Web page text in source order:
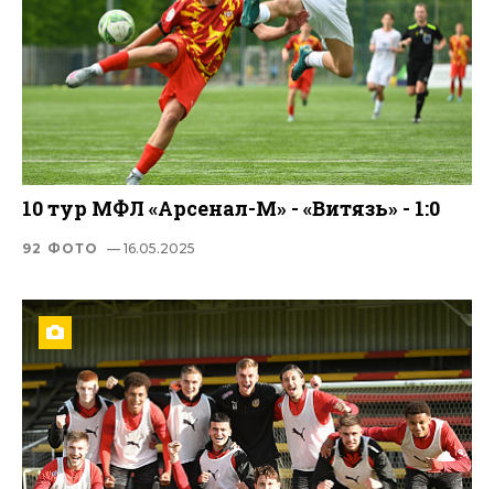
10 тур МФЛ «Арсенал-М» - «Витязь» - 1:0
92 ФОТО — 16.05.2025